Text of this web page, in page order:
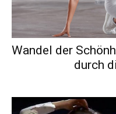
Wandel der
durch